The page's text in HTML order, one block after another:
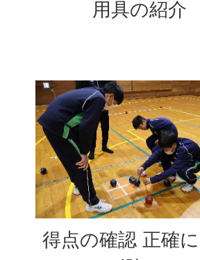
用具の紹介
得点の確認 正確